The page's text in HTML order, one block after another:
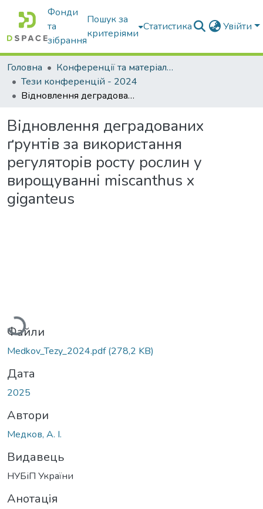
Фонди
та
зібрання
Пошук за
критеріями
Статистика Увійти
Головна
Конференції та матеріали конференцій
Тези конференцій - 2024
Відновлення деградованих ґрунтів за використання регуляторів росту рослин у вирощуванні miscanthus х giganteus
Відновлення деградованих
ґрунтів за використання
регуляторів росту рослин у
вирощуванні miscanthus х
giganteus
Файли
Medkov_Tezy_2024.pdf(278,2 KB)
Дата
2025
Автори
Медков, А. І.
Видавець
НУБіП України
Анотація